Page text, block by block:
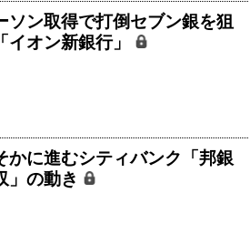
ソン取得で打倒セブン銀を狙
イオン新銀行」
かに進むシティバンク「邦銀
」の動き